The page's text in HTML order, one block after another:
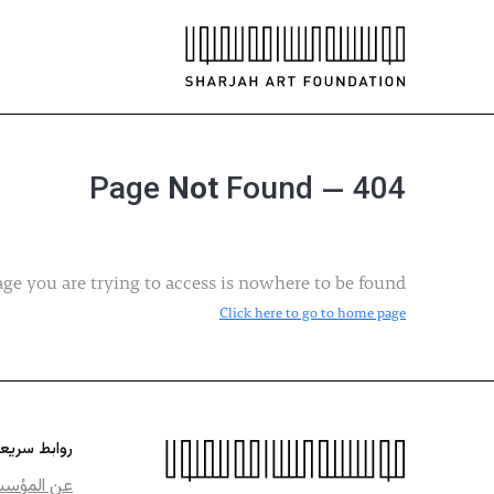
404 — Page
Not Found
you are trying to access is nowhere to be found.
Click here to go to home page
روابط
عن